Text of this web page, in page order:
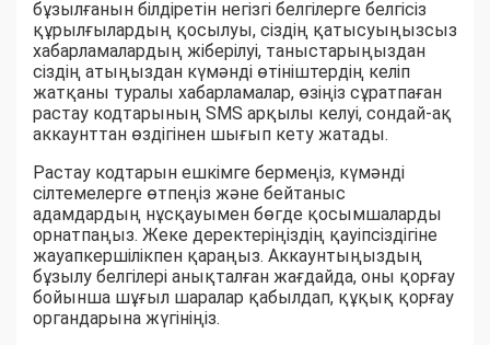
бұзылғанын білдіретін негізгі белгілерге белгісіз
құрылғылардың қосылуы, сіздің қатысуыңызсыз
хабарламалардың жіберілуі, таныстарыңыздан
сіздің атыңыздан күмәнді өтініштердің келіп
жатқаны туралы хабарламалар, өзіңіз сұратпаған
растау кодтарының SMS арқылы келуі, сондай-ақ
аккаунттан өздігінен шығып кету жатады.
Растау кодтарын ешкімге бермеңіз, күмәнді
сілтемелерге өтпеңіз және бейтаныс
адамдардың нұсқауымен бөгде қосымшаларды
орнатпаңыз. Жеке деректеріңіздің қауіпсіздігіне
жауапкершілікпен қараңыз. Аккаунтыңыздың
бұзылу белгілері анықталған жағдайда, оны қорғау
бойынша шұғыл шаралар қабылдап, құқық қорғау
органдарына жүгініңіз.